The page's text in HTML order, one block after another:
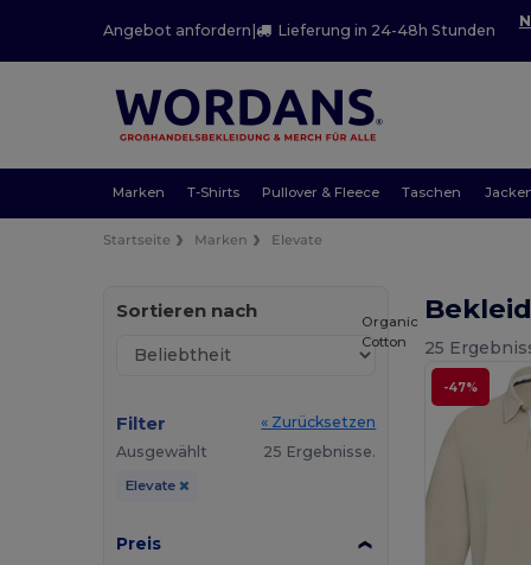
Angebot anfordern | Lieferung in 24-48h Stunden
Marken T-Shirts Pullover & Fleece Taschen
Startseite Marken Elevate
Sortieren nach
Filter
« Zurücksetzen
Ausgewählt
25 Ergebnisse.
Elevate
Preis
25
-47%
Organic
Cotton